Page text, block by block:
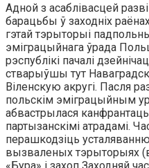
Адной з асаблівасцей
барацьбы ў заходніх
гэтай тэрыторыі
эміграцыйнага ўрада
рэспублікі пачалі
стварыўшы тут
Віленскую акругі. Пасля
польскім эміграцыйным
абвастрылася
партызанскімі атрадамі.
перашкодзіць
вызваленых тэрыторыях
«Бура» і захоп Заходняй